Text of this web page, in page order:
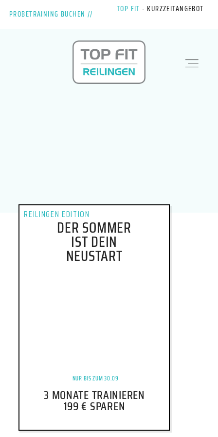
TOP FIT - KURZZEITANGEBOT
PROBETRAINING BUCHEN //
PREISE
TEAM
REILINGEN EDITION
DER SOMMER
IST DEIN
NEUSTART
NUR BIS ZUM 30.09
3 MONATE TRAINIEREN
199 € SPAREN